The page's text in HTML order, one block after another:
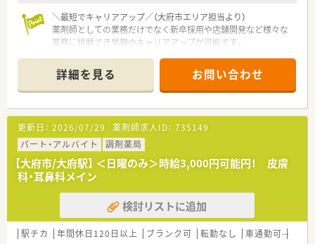
＼最短でキャリアアップ／（大府市エリア担当より）
薬剤師としての業務だけでなく新卒採用や店舗開発など様々な
業務に挑戦でき早期のキャリアアップが可能です。
【店舗情報と応需状況について】
■大府駅から車で8分ほどの立地にありマイカーでの通勤が非常
に便利なため日々の通勤ストレスを軽減できます。
■近隣クリニックから皮膚科や小児科や耳鼻科の処方箋を1日に
平均して100枚～150枚ほど応需している調剤薬局です。
■常時複数の薬剤師が配置されているため一人当たりの負担が
少なく協力しながら業務に取り組める体制が整っています。
【職場環境と雰囲気】
■経営陣やマネジメント層が全員薬剤師であるため現場の状況
に対する理解が深く意見や提案が通りやすい雰囲気です。
■部署や役職の垣根を越えた交流が盛んであり日常的なイベン
トを通じて社員同士がコミュニケーションを深めています。
■常に複数のスタッフが配置されているため困ったことがあっ
詳細を見る お問い合わせ
更新日： 2026/07/29 薬剤師求人ID： 735149
パート・アルバイト
調剤薬局
【大府市/大府駅】 ＜日曜のみ＞時給3,000円可能円！ 皮膚
科・耳鼻科メイン
検討リストに追加
駅チカ 年間休日120日以上 ブランク可 転勤なし 車通勤可